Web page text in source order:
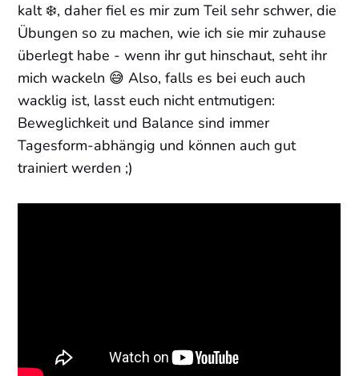
kalt ❄️, daher fiel es mir zum Teil sehr schwer, die
Übungen so zu machen, wie ich sie mir zuhause
überlegt habe - wenn ihr gut hinschaut, seht ihr
mich wackeln 😅 Also, falls es bei euch auch
wacklig ist, lasst euch nicht entmutigen:
Beweglichkeit und Balance sind immer
Tagesform-abhängig und können auch gut
trainiert werden ;)